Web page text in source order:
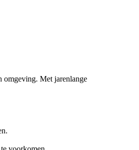
omgeving. Met jarenlange